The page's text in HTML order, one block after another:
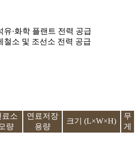
유·화학 플랜트 전력 공급
철소 및 조선소 전력 공급
료소
모량
연료저장
용량
크기 (L×W×H)
무
게